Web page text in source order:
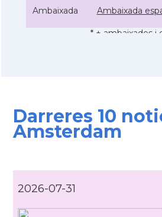
Ambaixada Ambaixada
* + ambaixades i
Darreres 10
Amsterdam
2026-07-31